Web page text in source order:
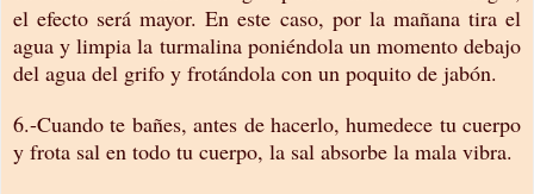
el efecto será mayor. En este caso, por la mañana tira el
agua y limpia la turmalina poniéndola un momento debajo
del agua del grifo y frotándola con un poquito de jabón.
6.-Cuando te bañes, antes de hacerlo, humedece tu cuerpo
y frota sal en todo tu cuerpo, la sal absorbe la mala vibra.